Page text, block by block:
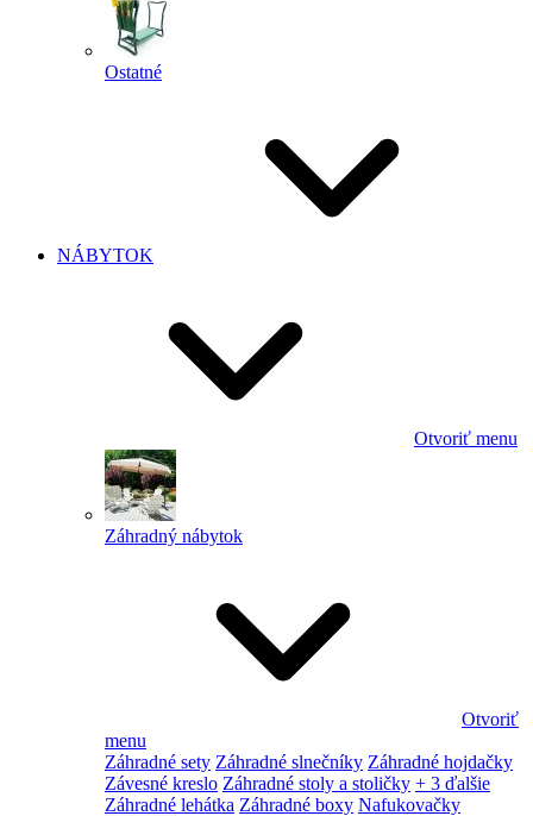
Ostatné
NÁBYTOK
Otvoriť menu
Záhradný nábytok
Otvoriť
menu
Záhradné sety Záhradné slnečníky Záhradné hojdačky
Závesné kreslo Záhradné stoly a stoličky + 3 ďalšie
Záhradné lehátka Záhradné boxy Nafukovačky